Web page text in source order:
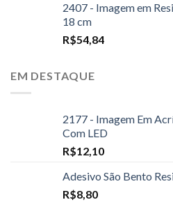
2407 - Imagem em
18 cm
R$54,84
EM DESTAQUE
2177 - Imagem Em
Com LED
R$12,10
Adesivo São Bento
R$8,80